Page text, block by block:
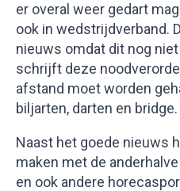
er overal weer gedart
ook in wedstrijdverband.
nieuws omdat dit nog
schrijft deze
afstand moet worden
biljarten, darten en bridge.
Naast het goede nieuws
maken met de
en ook andere